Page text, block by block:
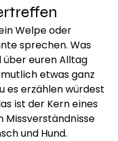
Welpe oder
sprechen. Was
über euren Alltag
etwas ganz
es erzählen würdest
ist der Kern eines
Missverständnisse
und Hund.